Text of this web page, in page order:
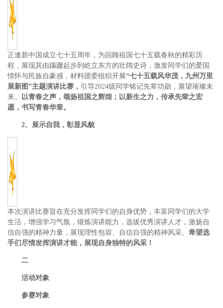
正逢新中国成立七十五周年，为回顾祖国七十五载春秋的精彩历
程，展现其由蹒跚起步到屹立东方的壮阔史诗，激发同学们的爱国
情怀与民族自豪感，材料团委组织开展“七十五载风华茂，九州万里
展新图”主题演讲比赛， 引导2024级同学铭记先辈功勋，展望璀璨未
来。
以青春之声，颂扬祖国之辉煌；以新生之力，传承先辈之宏
愿，书写青春华章。
2、展示自我，彰显风貌
本次演讲比赛旨在充分发挥同学们的自身优势，丰富同学们的大学
生活，增强学习气氛，锻炼演讲能力，选拔优秀演讲人才，激扬自
信自强的精神力量，展现理性包容、自信自强的精神风采。 希望选
手们尽情发挥演讲才能，展现自身独特的风采！
二
活动对象
参赛对象